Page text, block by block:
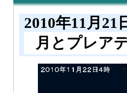
2010年11月21
月とプレア